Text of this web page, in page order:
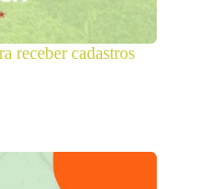
receber cadastros